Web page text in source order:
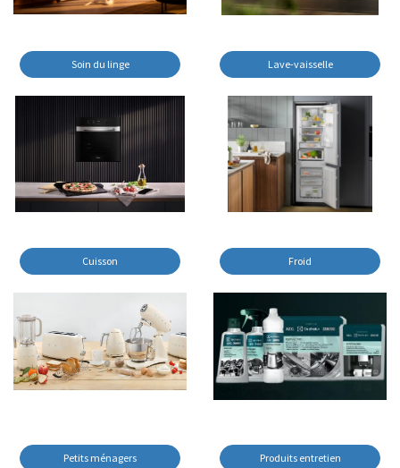
Soin du linge Lave-vaisselle
Cuisson Froid
Petits ménagers Produits entretien